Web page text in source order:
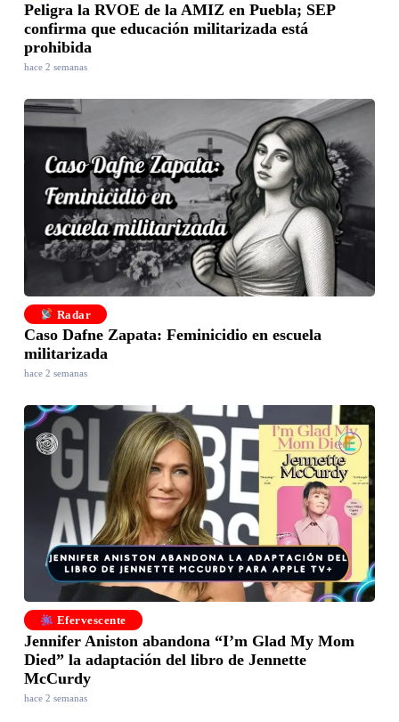
Peligra la RVOE de la AMIZ en Puebla; SEP
confirma que educación militarizada está
prohibida
hace 2 semanas
Radar
Caso Dafne Zapata: Feminicidio en escuela
militarizada
hace 2 semanas
Efervescente
Jennifer Aniston abandona “I’m Glad My Mom
Died” la adaptación del libro de Jennette
McCurdy
hace 2 semanas